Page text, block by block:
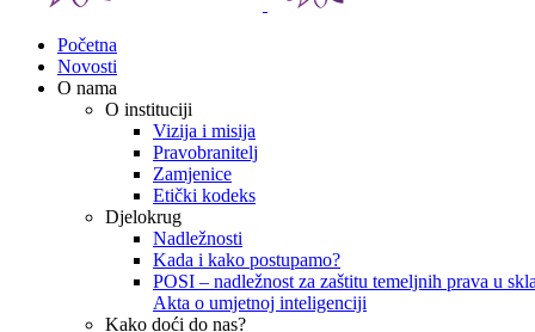
Početna
Novosti
O nama
O instituciji
Vizija i misija
Pravobranitelj
Zamjenice
Etički kodeks
Djelokrug
Nadležnosti
Kada i kako postupamo?
POSI – nadležnost za zaštitu temeljnih prava u
Akta o umjetnoj inteligenciji
Kako doći do nas?